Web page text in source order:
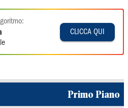
CLICCA QUI
Primo Piano